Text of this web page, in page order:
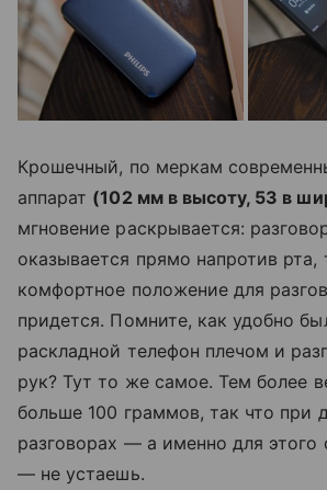
Крошечный, по меркам
аппарат (102 мм в высоту, 53 в
мгновение раскрывается:
оказывается прямо напротив рта,
комфортное положение для
придется. Помните, как удобно
раскладной телефон плечом и
рук? Тут то же самое. Тем более
больше 100 граммов, так что при
разговорах — а именно для этого
— не устаешь.